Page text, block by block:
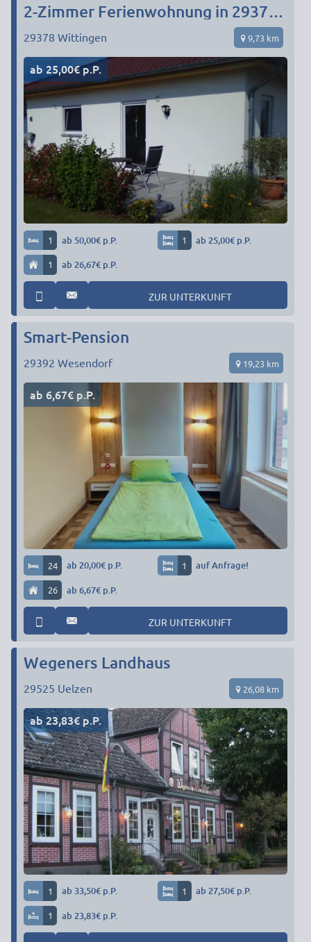
2-Zimmer Ferienwohnung in 29378 Wittingen/Ohrdorf
29378 Wittingen 9,73 km
ab 25,00€ p.P.
1 ab 50,00€ p.P. 1 ab 25,00€ p.P.
1 ab 26,67€ p.P.
ZUR UNTERKUNFT
Smart-Pension
29392 Wesendorf 19,23 km
ab 6,67€ p.P.
24 ab 20,00€ p.P. 1 auf Anfrage!
26 ab 6,67€ p.P.
ZUR UNTERKUNFT
Wegeners Landhaus
29525 Uelzen 26,08 km
ab 23,83€ p.P.
1 ab 33,50€ p.P. 1 ab 27,50€ p.P.
1 ab 23,83€ p.P.